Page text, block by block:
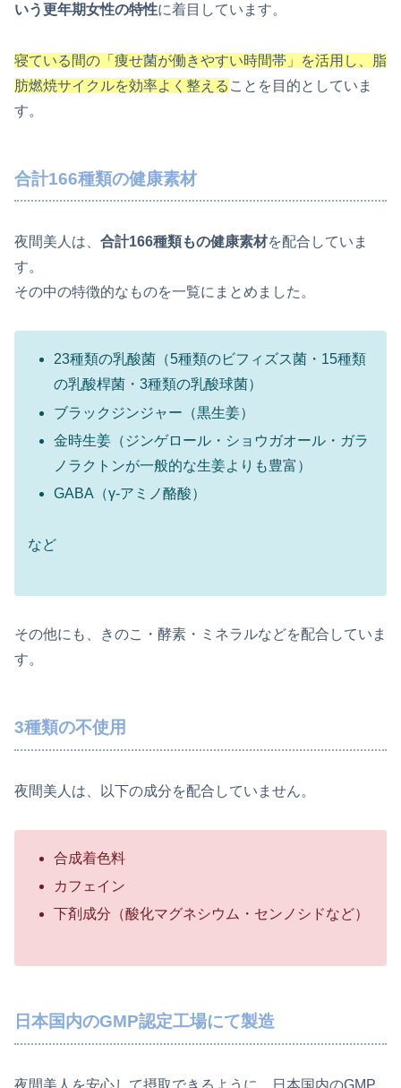
いう更年期女性の特性に着目しています。
寝ている間の「痩せ菌が働きやすい時間帯」を活用し、脂
肪燃焼サイクルを効率よく整える ことを目的としていま
す。
合計166種類の健康素材
夜間美人は、 合計166種類もの健康素材を配合していま
す。
その中の特徴的なものを一覧にまとめました。
23種類の乳酸菌（5種類のビフィズス菌・15種類
の乳酸桿菌・3種類の乳酸球菌）
ブラックジンジャー（黒生姜）
金時生姜（ジンゲロール・ショウガオール・ガラ
ノラクトンが一般的な生姜よりも豊富）
GABA（γ-アミノ酪酸）
など
その他にも、きのこ・酵素・ミネラルなどを配合していま
す。
3種類の不使用
夜間美人は、以下の成分を配合していません。
合成着色料
カフェイン
下剤成分（酸化マグネシウム・センノシドなど）
日本国内のGMP認定工場にて製造
夜間美人を安心して摂取できるように、日本国内のGMP